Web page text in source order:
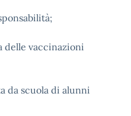
delle vaccinazioni
da scuola di alunni